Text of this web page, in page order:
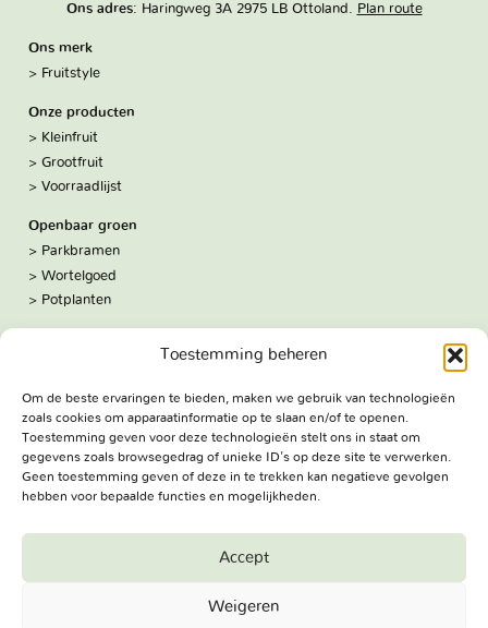
Toestemming beheren
Om de beste ervaringen te bieden, maken we gebruik van technologieën
zoals cookies om apparaatinformatie op te slaan en/of te openen.
Toestemming geven voor deze technologieën stelt ons in staat om
gegevens zoals browsegedrag of unieke ID's op deze site te verwerken.
Geen toestemming geven of deze in te trekken kan negatieve gevolgen
hebben voor bepaalde functies en mogelijkheden.
Accept
Weigeren
Ons adres: Haringweg 3A 2975 LB Ottoland. Plan route
Ons merk
Fruitstyle
Onze producten
Kleinfruit
Grootfruit
Voorraadlijst
Openbaar groen
Parkbramen
Wortelgoed
Potplanten
Volg ons:
Facebook
Bezoekadres
Haringweg 3A
2975 LB Ottoland
Reserved.